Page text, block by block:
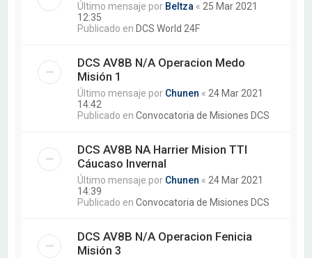
Último mensaje por Beltza « 25 Mar 2021
12:35
Publicado en DCS World 24F
DCS AV8B N/A Operacion Medo
Misión 1
Último mensaje por Chunen « 24 Mar 2021
14:42
Publicado enConvocatoria de Misiones DCS
DCS AV8B NA Harrier Mision TTI
Cáucaso Invernal
Último mensaje por Chunen « 24 Mar 2021
14:39
Publicado enConvocatoria de Misiones DCS
DCS AV8B N/A Operacion Fenicia
Misión 3